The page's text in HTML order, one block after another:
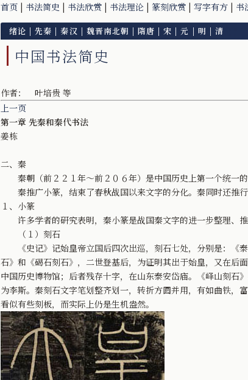
首页 | 书法简史 | 书法欣赏 | 书法理论 | 篆刻欣赏 | 写字有方 | 书
绪论 |先秦 |秦汉 | 魏晋南北朝 |隋唐 |宋 |元 | 明 | 清
中国书法简史
作者： 叶培贵 等
上一页
第一章 先秦和秦代书法
姜栋
二、秦
秦朝（前２２１年～前２０６年）是中国历史上第一个统一
秦推广小篆，结束了春秋战国以来文字的分化。秦同时还推行
１、小篆
许多学者的研究表明，秦小篆是战国秦文字的进一步整理、
（１）刻石
《史记》记始皇帝立国后四次出巡，刻石七处，分别是：《
石》和《碣石刻石》，二世登基后，为证明其出于始皇，又在后
中国历史博物馆；后者残存十字，在山东泰安岱庙。《峄山刻石
为李斯。秦刻石文字笔划整齐划一，转折方圆并用，有如曲铁，
看似有些刻板，而实际上仍是生机盎然。